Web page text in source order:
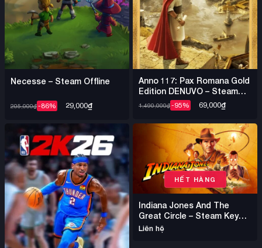
Necesse – Steam Offline
205,000₫-86% 29,000₫
Anno 117: Pax Romana Gold
Edition DENUVO – Steam
Offline
1,490,000₫-95% 69,000₫
HẾT HÀNG
Indiana Jones And The
Great Circle – Steam Key
Bản Quyền Chính Hãng
Liên hệ